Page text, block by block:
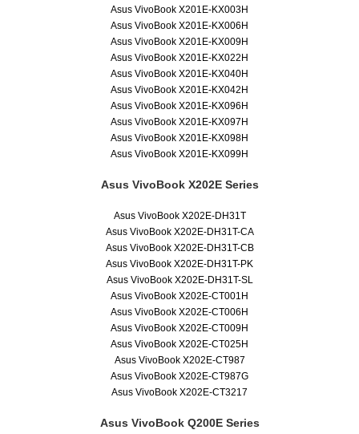
Asus VivoBook X201E-KX003H
Asus VivoBook X201E-KX006H
Asus VivoBook X201E-KX009H
Asus VivoBook X201E-KX022H
Asus VivoBook X201E-KX040H
Asus VivoBook X201E-KX042H
Asus VivoBook X201E-KX096H
Asus VivoBook X201E-KX097H
Asus VivoBook X201E-KX098H
Asus VivoBook X201E-KX099H
Asus VivoBook X202E Series
Asus VivoBook X202E-DH31T
Asus VivoBook X202E-DH31T-CA
Asus VivoBook X202E-DH31T-CB
Asus VivoBook X202E-DH31T-PK
Asus VivoBook X202E-DH31T-SL
Asus VivoBook X202E-CT001H
Asus VivoBook X202E-CT006H
Asus VivoBook X202E-CT009H
Asus VivoBook X202E-CT025H
Asus VivoBook X202E-CT987
Asus VivoBook X202E-CT987G
Asus VivoBook X202E-CT3217
Asus VivoBook Q200E Series